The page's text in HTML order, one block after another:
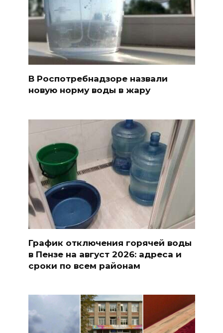
В Роспотребнадзоре назвали
новую норму воды в жару
График отключения горячей воды
в Пензе на август 2026: адреса и
сроки по всем районам